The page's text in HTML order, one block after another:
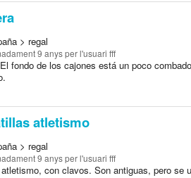
> regal
9 anysper l'usuari fff
fondo de los cajones está un poco
atletismo
> regal
9 anysper l'usuari fff
con clavos. Son antiguas, pero se